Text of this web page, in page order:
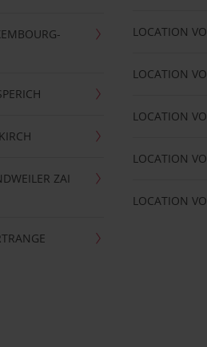
ZAI
LOCATION
LOCATION
LOCATION
LOCATION
LOCATION